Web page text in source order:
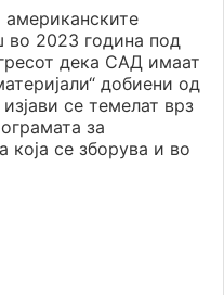
во 2023 година под
дека САД имаат
добиени од
се темелат врз
за
која се зборува и во